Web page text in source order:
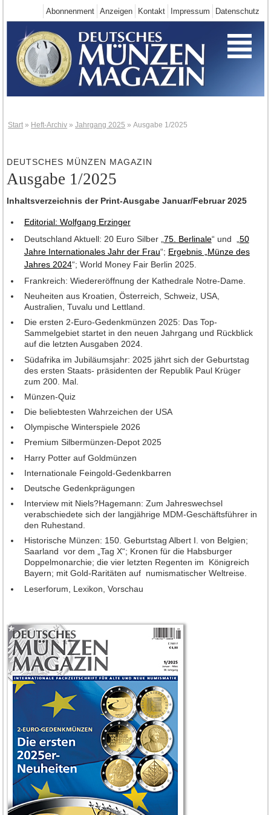
Datenschutz
Impressum
Kontakt
Anzeigen
Abonnenment
Deutschland-Neuheiten
Neuheiten 2025
Neuheiten 2024
Neuheiten 2022
Neuheiten 2020
Neuheiten 2019
Neuheiten 2018
Neuheiten 2016
Neuheiten 2015
Neuheiten 2014
Neuheiten 2012
Neuheiten 2011
Neuheiten 2010
Neuheiten 2009
Neuheiten 2008
Neuheiten 2007
Neuheiten 2006
Neuheiten 2005
Neuheiten 2003
Neuheiten 2002
Heft-Archiv
Jahrgang 2015
Jahrgang 2016
Jahrgang 2017
Jahrgang 2021
Jahrgang 2022
Jahrgang 2023
Jahrgang 2024
Jahrgang 2025
Jahrgang 2026
Leserforum
Leserservice
Abonnement
Anzeigen
Start » Heft-Archiv »Jahrgang 2025 »Ausgabe 1/2025
DEUTSCHES MÜNZEN MAGAZIN
Ausgabe 1/2025
Inhaltsverzeichnis der Print-Ausgabe Januar/Februar 2025
Editorial: Wolfgang Erzinger
Deutschland Aktuell: 20 Euro Silber „ 75. Berlinale“ und „ 50
Jahre Internationales Jahr der Frau“; Ergebnis „Münze des
Jahres 2024“; World Money Fair Berlin 2025.
Frankreich: Wiedereröffnung der Kathedrale Notre-Dame.
Neuheiten aus Kroatien, Österreich, Schweiz, USA,
Australien, Tuvalu und Lettland.
Die ersten 2-Euro-Gedenkmünzen 2025: Das Top-
Sammelgebiet startet in den neuen Jahrgang und Rückblick
auf die letzten Ausgaben 2024.
Südafrika im Jubiläumsjahr: 2025 jährt sich der Geburtstag
des ersten Staats- präsidenten der Republik Paul Krüger
zum 200. Mal.
Münzen-Quiz
Die beliebtesten Wahrzeichen der USA
Olympische Winterspiele 2026
Premium Silbermünzen-Depot 2025
Harry Potter auf Goldmünzen
Internationale Feingold-Gedenkbarren
Deutsche Gedenkprägungen
Interview mit Niels?Hagemann: Zum Jahreswechsel
verabschiedete sich der langjährige MDM-Geschäftsführer in
den Ruhestand.
Historische Münzen: 150. Geburtstag Albert I. von Belgien;
Saarland vor dem „Tag X“; Kronen für die Habsburger
Doppelmonarchie; die vier letzten Regenten im Königreich
Bayern; mit Gold-Raritäten auf numismatischer Weltreise.
Leserforum, Lexikon, Vorschau